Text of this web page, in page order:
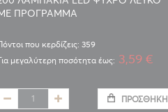
ΠΡΟΓΡΑΜΜΑ
που κερδίζεις: 359
μεγαλύτερη ποσότητα έως: 3,59 €
ΠΡΟΣΘΉΚΗ